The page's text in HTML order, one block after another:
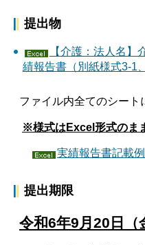
提出物
【介護：法人名】
績報告書（別紙様式3-1
ファイル内全てのシート
※様式はExcel形式のま
実績報告書記載
提出期限
令和6年9月20日（